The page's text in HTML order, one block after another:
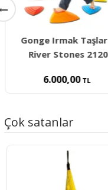
Gonge Irmak
River Stones 2120
6.000,00TL
Çok satanlar